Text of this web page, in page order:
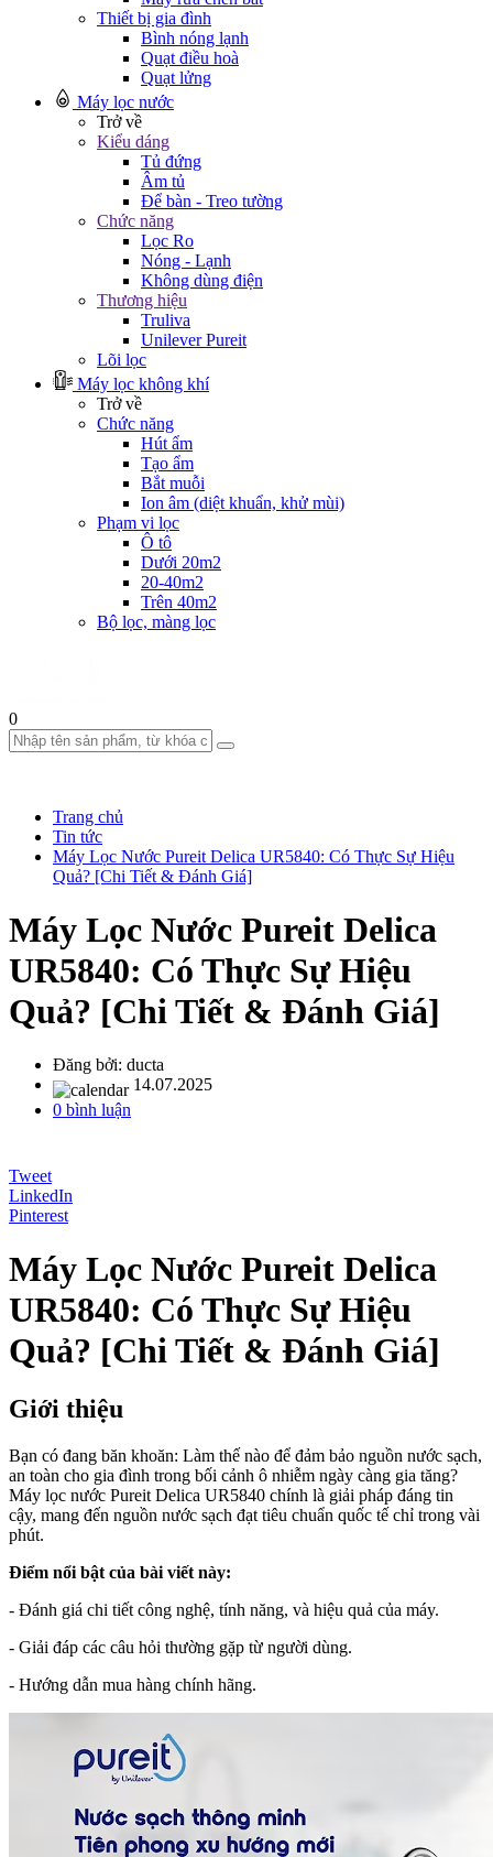
Thiết bị gia đình
Bình nóng lạnh
Quạt điều hoà
Quạt lửng
Máy lọc nước
Trở về
Kiểu dáng
Tủ đứng
Âm tủ
Để bàn - Treo tường
Chức năng
Lọc Ro
Nóng - Lạnh
Không dùng điện
Thương hiệu
Truliva
Unilever Pureit
Lõi lọc
Máy lọc không khí
Trở về
Chức năng
Hút ẩm
Tạo ẩm
Bắt muỗi
Ion âm (diệt khuẩn, khử mùi)
Phạm vi lọc
Ô tô
Dưới 20m2
20-40m2
Trên 40m2
Bộ lọc, màng lọc
0
Trang chủ
Tin tức
Máy Lọc Nước Pureit Delica UR5840: Có Thực Sự Hiệu
Quả? [Chi Tiết & Đánh Giá]
Máy Lọc Nước Pureit Delica
UR5840: Có Thực Sự Hiệu
Quả? [Chi Tiết & Đánh Giá]
Đăng bởi: ducta
14.07.2025
0 bình luận
Tweet
LinkedIn
Pinterest
Máy Lọc Nước Pureit Delica
UR5840: Có Thực Sự Hiệu
Quả? [Chi Tiết & Đánh Giá]
Giới thiệu
Bạn có đang băn khoăn: Làm thế nào để đảm bảo nguồn nước sạch,
an toàn cho gia đình trong bối cảnh ô nhiễm ngày càng gia tăng?
Máy lọc nước Pureit Delica UR5840 chính là giải pháp đáng tin
cậy, mang đến nguồn nước sạch đạt tiêu chuẩn quốc tế chỉ trong vài
phút.
Điểm nổi bật của bài viết này:
- Đánh giá chi tiết công nghệ, tính năng, và hiệu quả của máy.
- Giải đáp các câu hỏi thường gặp từ người dùng.
- Hướng dẫn mua hàng chính hãng.